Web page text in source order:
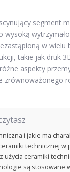
segment
wysoką
w
takie jak druk
aspekty
zrównoważonego
i jakie ma
technicznej w
użycia ceramiki
są stosowane